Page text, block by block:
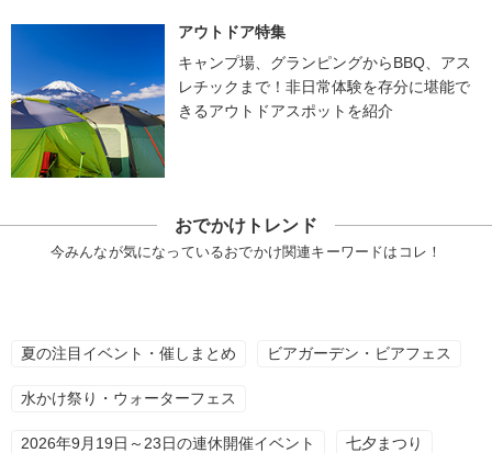
アウトドア特集
キャンプ場、グランピングからBBQ、アス
レチックまで！非日常体験を存分に堪能で
きるアウトドアスポットを紹介
おでかけトレンド
今みんなが気になっているおでかけ関連キーワードはコレ！
夏の注目イベント・催しまとめ ビアガーデン・ビアフェス
水かけ祭り・ウォーターフェス
2026年9月19日～23日の連休開催イベント 七夕まつり